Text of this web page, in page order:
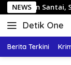
Langsung
ke
konten
NEWS
Spot Foto, dan
Detik One
Tajam
Fakta
Berita Terkini